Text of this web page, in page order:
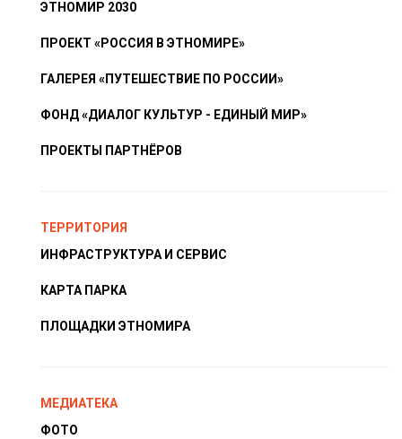
ЭТНОМИР 2030
ПРОЕКТ «РОССИЯ В ЭТНОМИРЕ»
ГАЛЕРЕЯ «ПУТЕШЕСТВИЕ ПО РОССИИ»
ФОНД «ДИАЛОГ КУЛЬТУР - ЕДИНЫЙ МИР»
ПРОЕКТЫ ПАРТНЁРОВ
ТЕРРИТОРИЯ
ИНФРАСТРУКТУРА И СЕРВИС
КАРТА ПАРКА
ПЛОЩАДКИ ЭТНОМИРА
МЕДИАТЕКА
ФОТО